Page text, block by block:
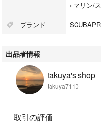
#ダイビングコンピューター #
イビングギア
› マリン/
ブランド
出品者情報
takuya's shop
takuya7110
取引の評価